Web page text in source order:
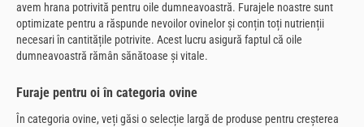
avem hrana potrivită pentru oile dumneavoastră. Furajele noastre sunt
optimizate pentru a răspunde nevoilor ovinelor și conțin toți nutrienții
necesari în cantitățile potrivite. Acest lucru asigură faptul că oile
dumneavoastră rămân sănătoase și vitale.
Furaje pentru oi în categoria ovine
În categoria ovine, veți găsi o selecție largă de produse pentru creșterea